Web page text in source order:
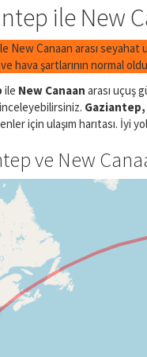
ile New
New Canaan arası seyahat
hava şartlarının normal
ile New Canaan arası uçuş
için ulaşım harıtası. İyi
ve New